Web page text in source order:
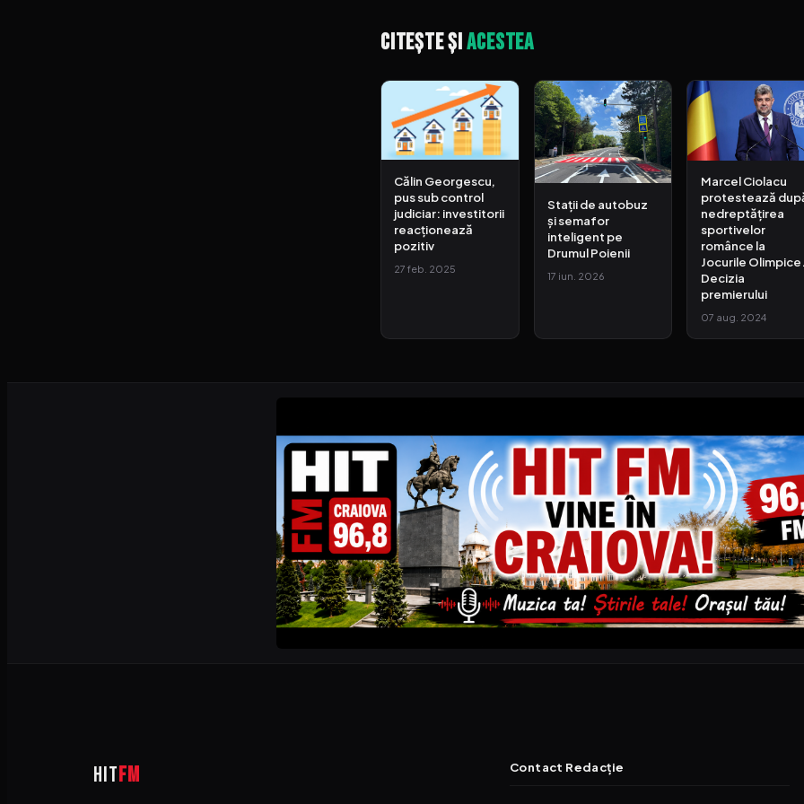
Citește șiacestea
Călin Georgescu,
pus sub control
judiciar: investitorii
reacționează
pozitiv
27 feb. 2025
Stații de autobuz
și semafor
inteligent pe
Drumul Poienii
17 iun. 2026
Marcel Ciolacu
protestează
nedreptățirea
sportivelor
românce la
Jocurile
Decizia
premierului
07 aug. 2024
HITFM Contact Redacție